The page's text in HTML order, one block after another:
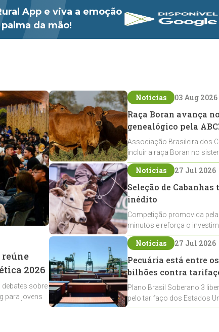
App e viva a emoção
da mão!
2026
debates sobre
para jovens
Notícias 03 Aug 2026
Raça Boran avança
genealógico pela
Associação Brasileira dos
incluir a raça Boran no
expansão na pecuária
Notícias 27 Jul 2026
Seleção de
inédito
Competição promovida
minutos e reforça o
Crioulos voltados ao laço
Notícias 27 Jul 2026
Pecuária está entre
bilhões contra
Plano Brasil Soberano 3
pelo tarifaço dos Estados
contemplados